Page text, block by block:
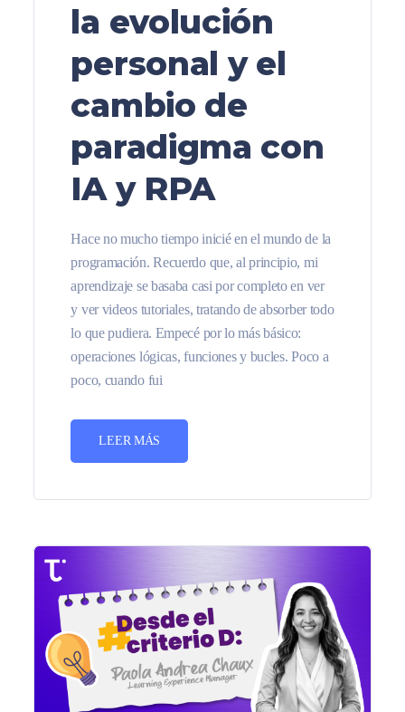
la evolución
personal y el
cambio de
paradigma con
IA y RPA
Hace no mucho tiempo inicié en el mundo de la
programación. Recuerdo que, al principio, mi
aprendizaje se basaba casi por completo en ver
y ver videos tutoriales, tratando de absorber todo
lo que pudiera. Empecé por lo más básico:
operaciones lógicas, funciones y bucles. Poco a
poco, cuando fui
LEER MÁS